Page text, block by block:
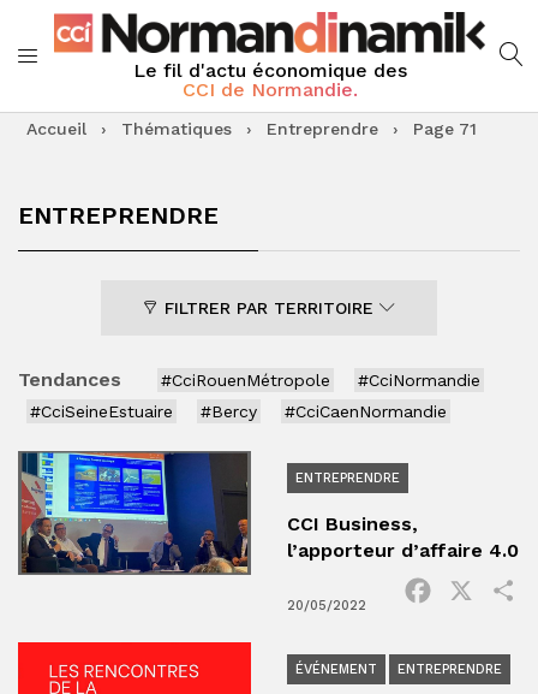
Le fil d'actu économique des
CCI de Normandie.
Accueil › Thématiques › Entreprendre › Page 71
ENTREPRENDRE
FILTRER PAR TERRITOIRE
Tendances #CciRouenMétropole
#CciNormandie
#CciSeineEstuaire
#Bercy #CciCaenNormandie
ENTREPRENDRE
CCI Business,
l’apporteur d’affaire 4.0
20/05/2022
Facebook
ÉVÉNEMENT ENTREPRENDRE